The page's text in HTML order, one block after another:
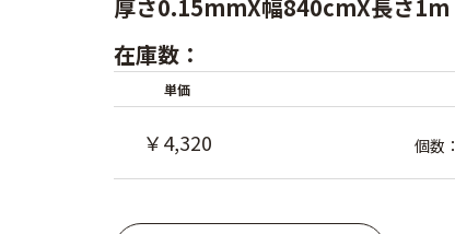
厚さ0.15mmX幅840cmX長さ1m
在庫数：
単価
￥4,320 個数：